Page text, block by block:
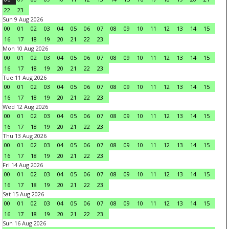
22
23
Sun 9 Aug 2026
00
01 02 03 04 05 06 07 08 09 10 11 12 13 14
15
16
17 18 19 20 21 22
23
Mon 10 Aug 2026
00
01 02 03 04 05 06 07 08 09 10 11 12 13 14
15
16
17 18 19 20 21 22
23
Tue 11 Aug 2026
00
01 02 03 04 05 06 07 08 09 10 11 12 13 14
15
16
17 18 19 20 21 22
23
Wed 12 Aug 2026
00
01 02 03 04 05 06 07 08 09 10 11 12 13 14
15
16
17 18 19 20 21 22
23
Thu 13 Aug 2026
00
01 02 03 04 05 06 07 08 09 10 11 12 13 14
15
16
17 18 19 20 21 22
23
Fri 14 Aug 2026
00
01 02 03 04 05 06 07 08 09 10 11 12 13 14
15
16
17 18 19 20 21 22
23
Sat 15 Aug 2026
00
01 02 03 04 05 06 07 08 09 10 11 12 13 14
15
16
17 18 19 20 21 22
23
Sun 16 Aug 2026